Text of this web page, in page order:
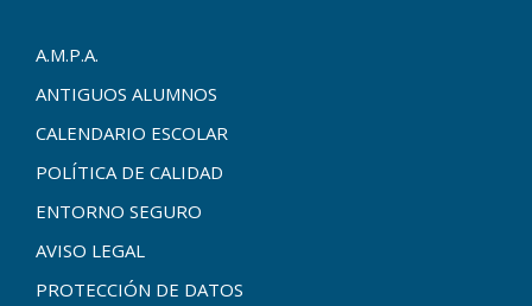
A.M.P.A.
ANTIGUOS ALUMNOS
CALENDARIO ESCOLAR
POLÍTICA DE CALIDAD
ENTORNO SEGURO
AVISO LEGAL
PROTECCIÓN DE DATOS